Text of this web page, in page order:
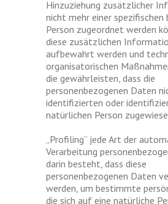
Hinzuziehung zusätzlicher
nicht mehr einer
Person zugeordnet werden
diese zusätzlichen
aufbewahrt werden und
organisatorischen
die gewährleisten, dass die
personenbezogenen Daten
identifizierten oder
natürlichen Person
„Profiling“ jede Art der
Verarbeitung
darin besteht, dass diese
personenbezogenen Daten
werden, um bestimmte
die sich auf eine natürliche